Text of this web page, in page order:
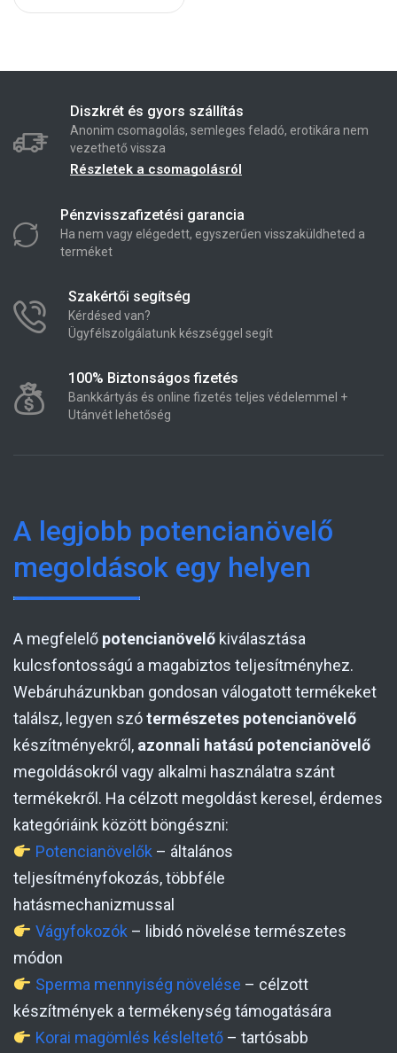
Diszkrét és gyors szállítás
Anonim csomagolás, semleges feladó, erotikára nem
vezethető vissza
Részletek a csomagolásról
Pénzvisszafizetési garancia
Ha nem vagy elégedett, egyszerűen visszaküldheted a
terméket
Szakértői segítség
Kérdésed van?
Ügyfélszolgálatunk készséggel segít
100% Biztonságos fizetés
Bankkártyás és online fizetés teljes védelemmel +
Utánvét lehetőség
A legjobb potencianövelő
megoldások egy helyen
A megfelelő potencianövelő kiválasztása
kulcsfontosságú a magabiztos teljesítményhez.
Webáruházunkban gondosan válogatott termékeket
találsz, legyen szótermészetes potencianövelő
készítményekről, azonnali hatású potencianövelő
megoldásokról vagy alkalmi használatra szánt
termékekről. Ha célzott megoldást keresel, érdemes
kategóriáink között böngészni:
Potencianövelők – általános
teljesítményfokozás, többféle
hatásmechanizmussal
Vágyfokozók – libidó növelése természetes
módon
Sperma mennyiség növelése – célzott
készítmények a termékenység támogatására
Korai magömlés késleltető– tartósabb